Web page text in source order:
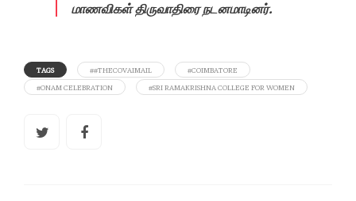
மாணவிகள் திருவாதிரை நடனமாடினர்.
TAGS ##THECOVAIMAIL
#COIMBATORE
#ONAM CELEBRATION
#SRI RAMAKRISHNA COLLEGE FOR WOMEN